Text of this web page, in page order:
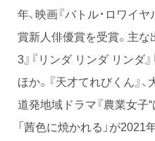
年、映画『バトル・ロワイ
賞新人俳優賞を受賞。主な
3』『リンダ リンダ リンダ』
ほか。『天才てれびくん』
道発地域ドラマ『農業女子
「茜色に焼かれる」が2021